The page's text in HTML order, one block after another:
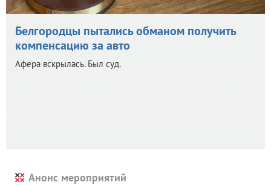
Белгородцы пытались обманом получить
компенсацию за авто
Афера вскрылась. Был суд.
Анонс мероприятий